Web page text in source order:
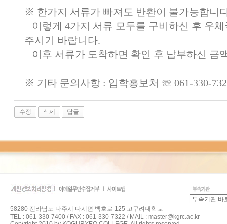
※ 한가지 서류가 빠져도 반환이 불가능합니
이렇게 4가지 서류 모두를 구비하신 후 우
주시기 바랍니다.
이후 서류가 도착하면 확인 후 납부하신 금
※ 기타 문의사항 : 입학홍보처 ☏ 061-330-
수정 삭제 답글
58280 전라남도 나주시 다시면 백호로 125 고구려대학교
TEL : 061-330-7400 / FAX : 061-330-7322 / MAIL : master@kgrc.ac.kr